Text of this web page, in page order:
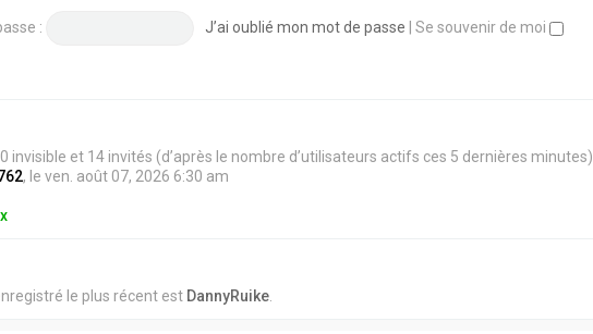
s
a
: J’ai oublié mon mot de passe Se souvenir de moi
invisible et 14 invités (d’après le nombre d’utilisateurs actifs ces 5 dernières minutes)
, le ven. août 07, 2026 6:30 am
le plus récent est DannyRuike